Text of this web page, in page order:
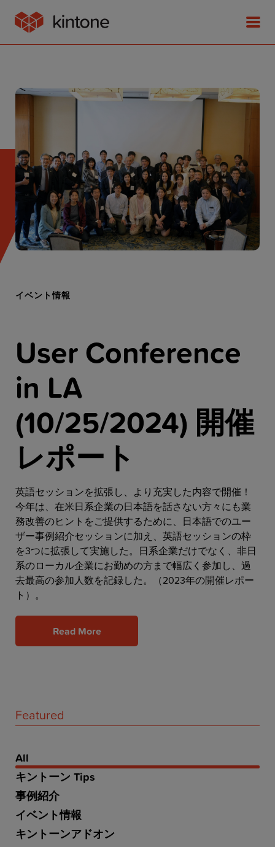
Product
Solutions
Customer Stories
Pricing
Get a Free Trial
イベント情報
User Conference
in LA
(10/25/2024) 開催
レポート
英語セッションを拡張し、より充実した内容で開催！
今年は、在米日系企業の日本語を話さない方々にも業
務改善のヒントをご提供するために、日本語でのユー
ザー事例紹介セッションに加え、英語セッションの枠
を3つに拡張して実施した。日系企業だけでなく、非日
系のローカル企業にお勤めの方まで幅広く参加し、過
去最高の参加人数を記録した。（2023年の開催レポー
ト）。
Read More
Featured
All
キントーン Tips
事例紹介
イベント情報
キントーンアドオン